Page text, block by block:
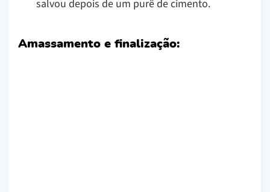
salvou depois de um purê de cimento.
Amassamento e finalização: